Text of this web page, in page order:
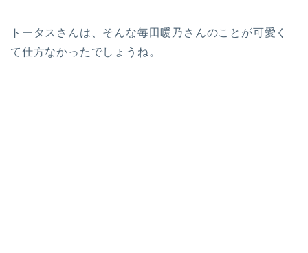
トータスさんは、そんな毎田暖乃さんのことが可愛く
て仕方なかったでしょうね。